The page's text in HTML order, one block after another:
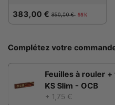
383,00 € 850,00 € 55%
Complétez votre
Feuilles à rouler
KS Slim - OCB
+ 1,75 €